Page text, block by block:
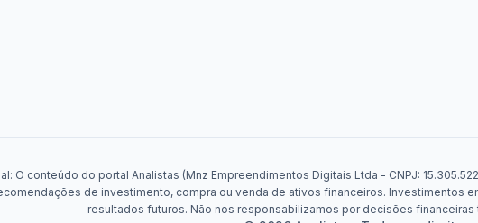
O conteúdo do portal Analistas (Mnz Empreendimentos Digitais Ltda - CNPJ:
de investimento, compra ou venda de ativos financeiros. Investimentos
resultados futuros. Não nos responsabilizamos por decisões